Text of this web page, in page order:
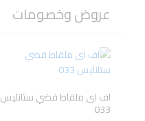
TRESemme
Neutrogena
عروض وخصومات
اف اى ملقاط فضي ستانليس
033